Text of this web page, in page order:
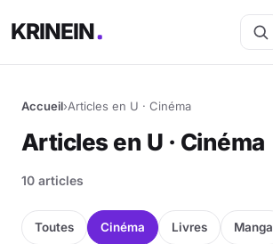
KRINEIN
Accueil›Articles en U · Cinéma
Articles en U · Cinéma
10 articles
Toutes Cinéma Livres Manga